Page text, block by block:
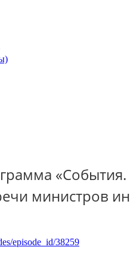
министров
episode_id/38259